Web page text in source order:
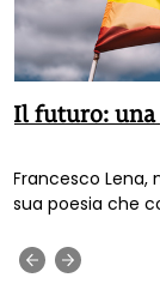
Il futuro: una
Francesco
sua poesia che